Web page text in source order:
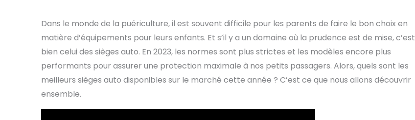
Dans le monde de la puériculture, il est souvent difficile pour les parents de faire le bon choix en
matière d’équipements pour leurs enfants. Et s’il y a un domaine où la prudence est de mise, c’est
bien celui des sièges auto. En 2023, les normes sont plus strictes et les modèles encore plus
performants pour assurer une protection maximale à nos petits passagers. Alors, quels sont les
meilleurs sièges auto disponibles sur le marché cette année ? C’est ce que nous allons découvrir
ensemble.